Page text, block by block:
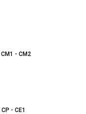
- CM2
- CE1